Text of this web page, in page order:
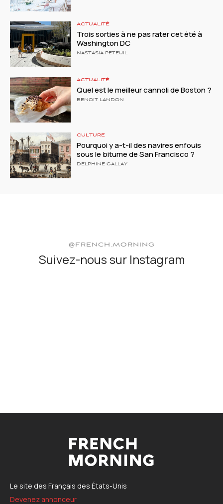
ACTUALITÉ
Trois sorties à ne pas rater cet été à
Washington DC
NASTASIA PETEUIL
ACTUALITÉ
Quel est le meilleur cannoli de Boston ?
BENOIT LANDON
CULTURE
Pourquoi y a-t-il des navires enfouis
sous le bitume de San Francisco ?
DELPHINE GALLAY
@FRENCH.MORNING
Suivez-nous sur Instagram
Le site des Français des États-Unis
Devenez annonceur